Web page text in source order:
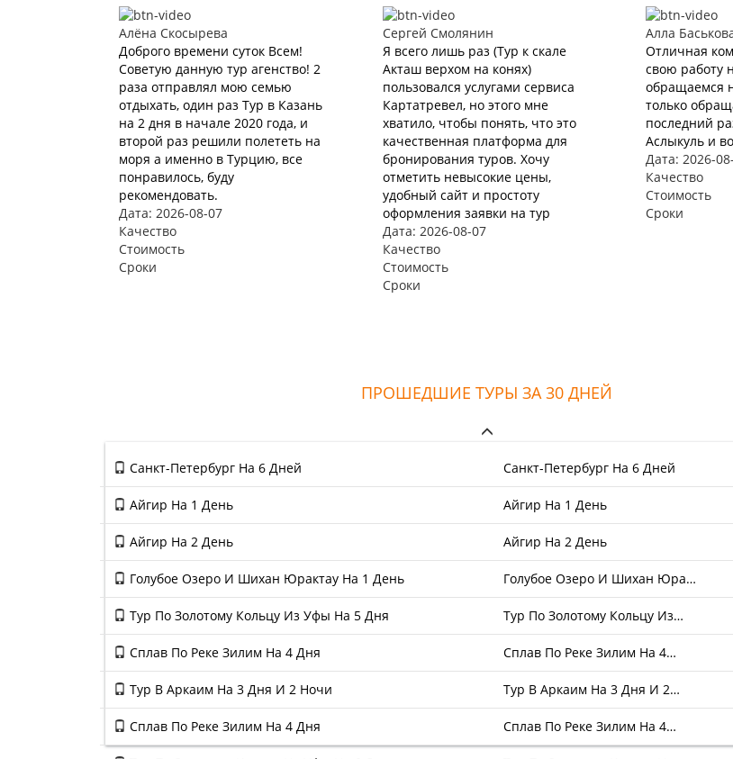
Алёна Скосырева
Доброго времени суток Всем!
Советую данную тур агенство! 2
раза отправлял мою семью
отдыхать, один раз Тур в Казань
на 2 дня в начале 2020 года, и
второй раз решили полететь на
моря а именно в Турцию, все
понравилось, буду
рекомендовать.
Дата: 2026-08-07
Качество
Стоимость
Сроки
Сергей Смолянин
Я всего лишь раз (Тур к скале
Акташ верхом на конях)
пользовался услугами сервиса
Картатревел, но этого мне
хватило, чтобы понять, что это
качественная платформа для
бронирования туров. Хочу
отметить невысокие цены,
удобный сайт и простоту
оформления заявки на тур
Дата: 2026-08-07
Качество
Стоимость
Сроки
Алла
Отличная
свою работу
обращаемся
только
последний
Аслыкуль и
Дата: 2026-
Качество
Стоимость
Сроки
ПРОШЕДШИЕ ТУРЫ ЗА 30 ДНЕЙ
Санкт-Петербург На 6 Дней Санкт-Петербург На 6 Дней
Айгир На 1 День Айгир На 1 День
Айгир На 2 День Айгир На 2 День
Голубое Озеро И Шихан Юрактау На 1 День Голубое Озеро И Шихан Юра…
Тур По Золотому Кольцу Из Уфы На 5 Дня Тур По Золотому Кольцу Из…
Сплав По Реке Зилим На 4 Дня Сплав По Реке Зилим На 4…
Тур В Аркаим На 3 Дня И 2 Ночи Тур В Аркаим На 3 Дня И 2…
Сплав По Реке Зилим На 4 Дня Сплав По Реке Зилим На 4…